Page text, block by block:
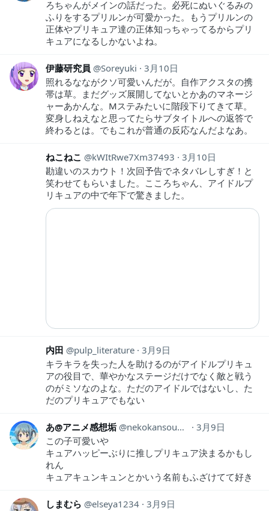
ろちゃんがメインの話だった。必死にぬいぐるみの
ふりをするプリルンが可愛かった。もうプリルンの
正体やプリキュア達の正体知っちゃってるからプリ
キュアになるしかないよね。
伊藤研究員 Soreyuki
3月10日
照れるなながクソ可愛いんだが。自作アクスタの携
帯は草。まだグッズ展開してないとかあのマネージ
ャーあかんな。Mステみたいに階段下りてきて草。
変身しねえなと思ってたらサブタイトルへの返答で
終わるとは。でもこれが普通の反応なんだよなあ。
ねこねこ kWItRwe7Xm37493
3月10日
勘違いのスカウト！次回予告でネタバレしすぎ！と
笑わせてもらいました。こころちゃん、アイドルプ
リキュアの中で年下で驚きました。
内田 pulp_literature 3月9日
キラキラを失った人を助けるのがアイドルプリキュ
アの役目で、華やかなステージだけでなく敵と戦う
のがミソなのよな。ただのアイドルではないし、た
だのプリキュアでもない
あ@アニメ感想垢 nekokansouyox
3月9日
この子可愛いや
キュアハッピーぶりに推しプリキュア決まるかもし
れん
キュアキュンキュンとかいう名前もふざけてて好き
しまむら elseya1234 3月9日